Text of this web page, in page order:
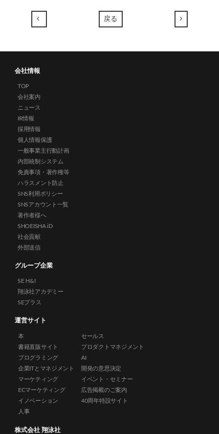
戻る →
会社情報
TOP
会社案内
ニュース
IR情報
採用情報
個人情報保護
一般事業主行動計画
内部統制システム
免責事項・著作権等
ハラスメント防止
SNS利用ポリシー
SNSアカウント一覧
著作者様へ
SHOEISHA iD
社会貢献
外部送信
グループ企業
SE H&I
翔泳社アカデミー
SEプラス
運営サイト
本
書籍直販サイト
プログラミング
企業ITとマネジメント
マーケティング
ECマーケティング
イノベーション
人事
セールス
プロダクトマネジメント
AI
開発の意思決定
イベント・セミナー
広告掲載のご案内
40周年特設サイト
株式会社 翔泳社